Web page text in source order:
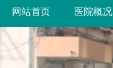
网站首页 医院概况